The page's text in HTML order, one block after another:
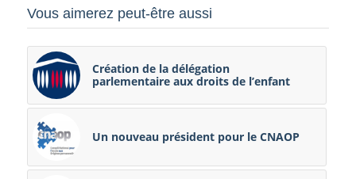
Vous aimerez peut-être aussi
Création de la délégation
parlementaire aux droits de l’enfant
Un nouveau président pour le CNAOP